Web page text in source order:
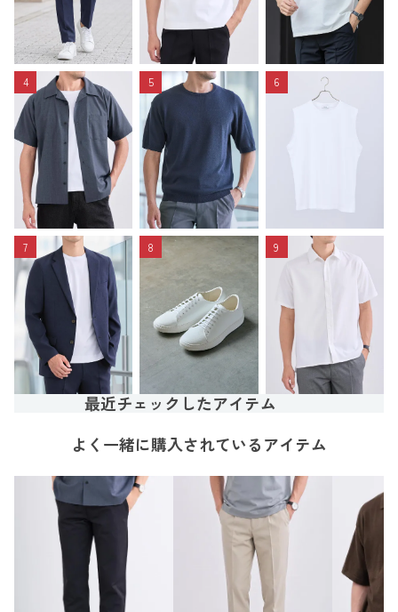
4 5 6
7 8 9
最近チェックしたアイテム
よく一緒に購入されているアイテム